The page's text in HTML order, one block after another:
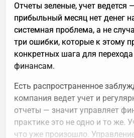
Отчеты зеленые, учет ведется
прибыльный месяц нет денег
системная проблема, а не
три ошибки, которые к этому
конкретных шага для
финансам.
Есть распространенное
компания ведет учет и
отчеты — значит управляет
практике это не одно и то же.
что уже произошло.